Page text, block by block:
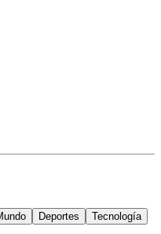
Deportes
Tecnología